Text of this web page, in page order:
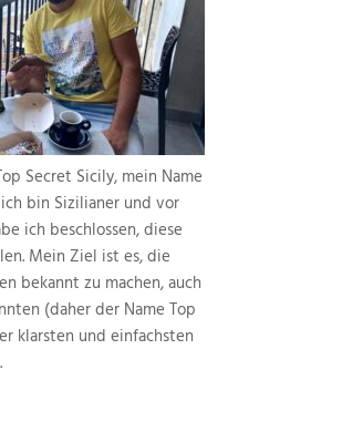
Secret Sicily, mein Name
bin Sizilianer und vor
ich beschlossen, diese
Mein Ziel ist es, die
bekannt zu machen, auch
(daher der Name Top
klarsten und einfachsten